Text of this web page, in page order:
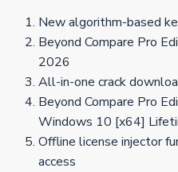
New algorithm-based
Beyond Compare Pro
2026
All-in-one crack
Beyond Compare Pro
Windows 10 [x64]
Offline license injector
access